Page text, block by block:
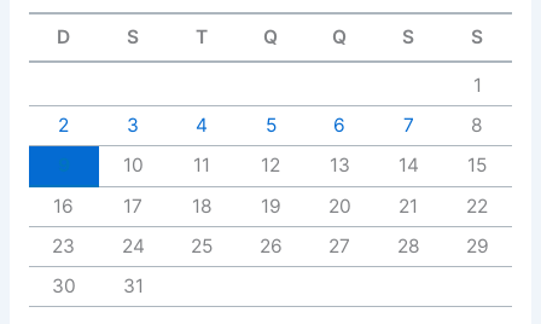
D S T Q Q S S
1
2
3 4 5 6 7
8
10 11 12 13 14
15
16
17 18 19 20 21
22
23
24 25 26 27 28
29
30
31